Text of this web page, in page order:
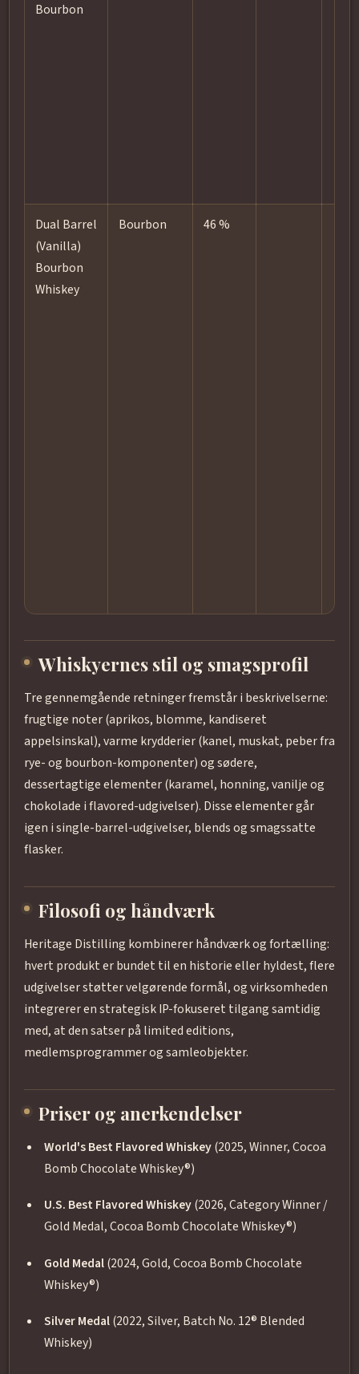
Bourbon
Dual Barrel
(Vanilla)
Bourbon
Whiskey
Bourbon 46 %
Whiskyernes stil og smagsprofil
Tre gennemgående retninger fremstår i beskrivelserne:
frugtige noter (aprikos, blomme, kandiseret
appelsinskal), varme krydderier (kanel, muskat, peber fra
rye- og bourbon-komponenter) og sødere,
dessertagtige elementer (karamel, honning, vanilje og
chokolade i flavored-udgivelser). Disse elementer går
igen i single-barrel-udgivelser, blends og smagssatte
flasker.
Filosofi og håndværk
Heritage Distilling kombinerer håndværk og fortælling:
hvert produkt er bundet til en historie eller hyldest, flere
udgivelser støtter velgørende formål, og virksomheden
integrerer en strategisk IP-fokuseret tilgang samtidig
med, at den satser på limited editions,
medlemsprogrammer og samleobjekter.
Priser og anerkendelser
World's Best Flavored Whiskey(2025, Winner, Cocoa
Bomb Chocolate Whiskey®)
U.S. Best Flavored Whiskey(2026, Category Winner /
Gold Medal, Cocoa Bomb Chocolate Whiskey®)
Gold Medal(2024, Gold, Cocoa Bomb Chocolate
Whiskey®)
Silver Medal(2022, Silver, Batch No. 12® Blended
Whiskey)